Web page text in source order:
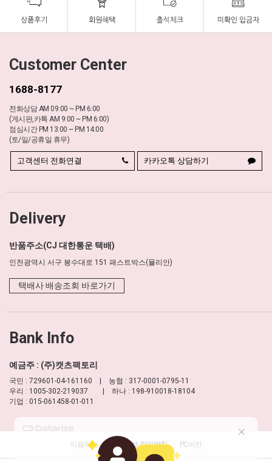
Customer Center
1688-8177
전화상담 AM 09:00 ~ PM 6:00
(게시판,카톡 AM 9:00 ~ PM 6:00)
점심시간 PM 13:00 ~ PM 14:00
(토/일/공휴일 휴무)
고객센터 전화연결 카카오톡 상담하기
Delivery
반품주소(CJ 대한통운 택배)
인천광역시 서구 봉수대로 151 패스트박스(뮬리안)
택배사 배송조회 바로가기
Bank Info
예금주 : (주)캣츠팩토리
국민 : 729601-04-161160 | 농협 : 317-0001-0795-11
우리 : 1005-302-219037 | 하나 : 198-910018-18104
기업 : 015-061458-01-011
이용약관 개인정보 처리방침 PC버전